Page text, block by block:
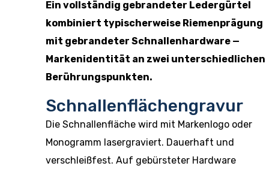
Ein vollständig gebrandeter Ledergürtel
kombiniert typischerweise Riemenprägung
mit gebrandeter Schnallenhardware —
Markenidentität an zwei unterschiedlichen
Berührungspunkten.
Schnallenflächengravur
Die Schnallenfläche wird mit Markenlogo oder
Monogramm lasergraviert. Dauerhaft und
verschleißfest. Auf gebürsteter Hardware